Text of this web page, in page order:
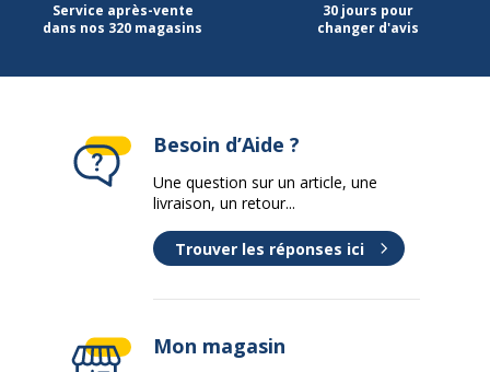
Service après-vente
dans nos 320 magasins
30 jours pour
changer d'avis
Besoin d’Aide ?
Une question sur un article, une
livraison, un retour...
Trouver les réponses ici
Mon magasin